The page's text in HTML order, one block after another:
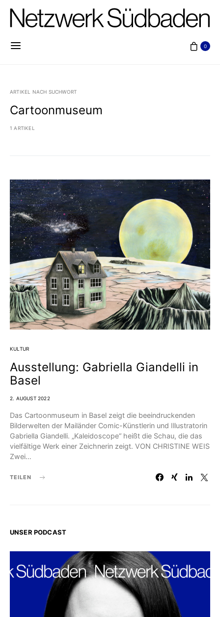
0
ARTIKEL NACH SUCHWORT
Cartoonmuseum
1 ARTIKEL
KULTUR
Ausstellung: Gabriella Giandelli in
Basel
2. AUGUST 2022
Das Cartoonmuseum in Basel zeigt die beeindruckenden
Bilderwelten der Mailänder Comic-Künstlerin und Illustratorin
Gabriella Giandelli. „Kaleidoscope“ heißt die Schau, die das
vielfältige Werk einer Zeichnerin zeigt. VON CHRISTINE WEIS
Zwei…
TEILEN
UNSER PODCAST